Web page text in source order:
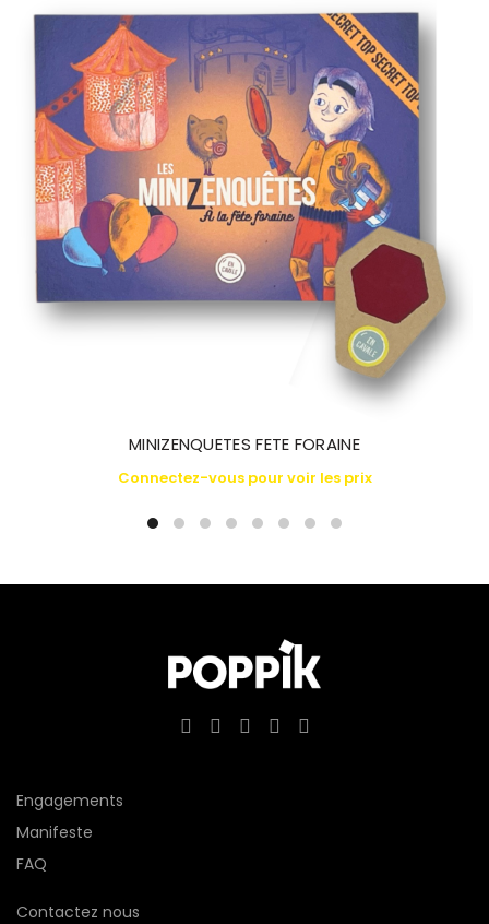
MINIZENQUETES FETE FORAINE
Connectez-vous pour voir les prix
Engagements
Manifeste
FAQ
Contactez nous